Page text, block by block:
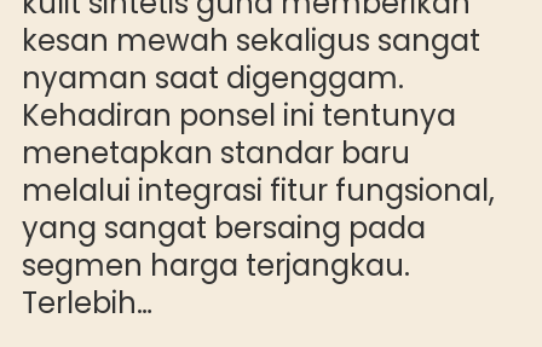
kesan mewah sekaligus sangat
nyaman saat digenggam.
Kehadiran ponsel ini tentunya
menetapkan standar baru
melalui integrasi fitur fungsional,
yang sangat bersaing pada
segmen harga terjangkau.
Terlebih…